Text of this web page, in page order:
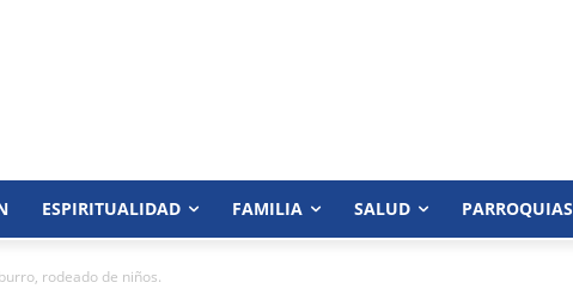
ESPIRITUALIDAD FAMILIA SALUD PARROQUIAS
rodeado de niños.